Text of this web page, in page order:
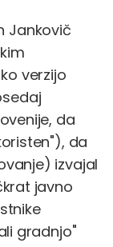
Jankovič
verzijo
da
da
izvajal
javno
gradnjo"